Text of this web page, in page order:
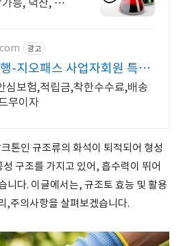
능, 덕산, 대
광고
-지오패스 사업자회원 특별
심보험,적립금,착한수수료,배송
무이자
톤인 규조류의 화석이 퇴적되어 형성
구조를 가지고 있어, 흡수력이 뛰어
니다. 이글에서는, 규조토 효능 및 활용
,주의사항을 살펴보겠습니다.